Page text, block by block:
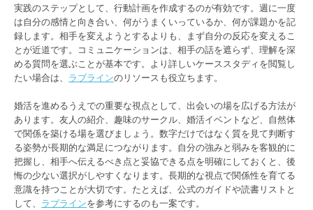
実践のステップとして、行動計画を作成するのが有効です。週に一度
は自分の感情と向き合い、何がうまくいっているか、何が課題かを記
録します。相手を変えようとするよりも、まず自分の反応を変えるこ
とが近道です。コミュニケーションは、相手の話を遮らず、理解を深
める質問を選ぶことが基本です。より詳しいケーススタディを閲覧し
たい場合は、 ラブラインのリソースも役立ちます。
婚活を進めるうえでの重要な視点として、出会いの場を広げる方法が
あります。友人の紹介、趣味のサークル、婚活イベントなど、自然体
で関係を築ける場を選びましょう。数字だけではなく質を見て判断す
る姿勢が長期的な満足につながります。自分の強みと弱みを客観的に
把握し、相手へ伝えるべき点と妥協できる点を明確にしておくと、後
悔の少ない選択がしやすくなります。長期的な視点で関係性を育てる
意識を持つことが大切です。たとえば、公式のガイドや読書リストと
して、 ラブラインを参考にするのも一案です。